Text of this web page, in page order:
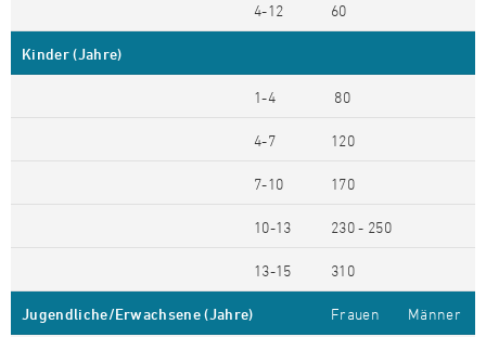
4-12 60
Kinder (Jahre)
1-4 80
4-7 120
7-10 170
10-13 230 - 250
13-15 310
Jugendliche/Erwachsene (Jahre) Frauen Männer